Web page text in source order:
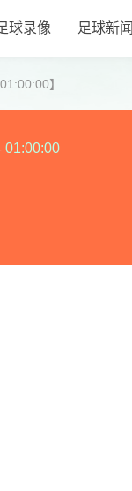
球录像 足球新闻
】
01:00:00